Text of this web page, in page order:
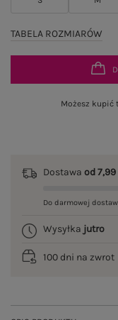
TABELA ROZMIARÓW
Możesz kupić
Dostawa od 7,99
Do darmowej
Wysyłka jutro
100 dni na zwrot